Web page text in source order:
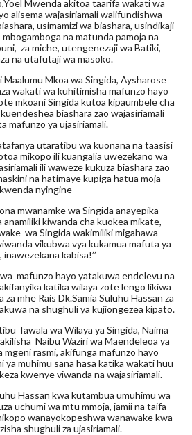
Mwenda akitoa taarifa wakati wa
alisema wajasiriamali walifundishwa
usimamizi wa biashara, usindikaji
mbogamboga na matunda pamoja na
za miche, utengenezaji wa Batiki,
na utafutaji wa masoko.
Mkoa wa Singida, Aysharose
wakati wa kuhitimisha mafunzo hayo
mkoani Singida kutoa kipaumbele cha
biashara zao wajasiriamali
mafunzo ya ujasiriamali.
utaratibu wa kuonana na taasisi
mikopo ili kuangalia uwezekano wa
ili waweze kukuza biashara zao
na hatimaye kupiga hatua moja
kwenda nyingine
mwanamke wa Singida anayepika
anamiliki kiwanda cha kuokea mikate,
wa Singida wakimiliki migahawa
vikubwa vya kukamua mafuta ya
inawezekana kabisa!’’
mafunzo hayo yatakuwa endelevu na
katika wilaya zote lengo likiwa
mhe Rais Dk.Samia Suluhu Hassan za
na shughuli ya kujiongezea kipato.
Tawala wa Wilaya ya Singida, Naima
Naibu Waziri wa Maendeleoa ya
mgeni rasmi, akifunga mafunzo hayo
ya muhimu sana hasa katika wakati huu
kwenye viwanda na wajasiriamali.
Hassan kwa kutambua umuhimu wa
uchumi wa mtu mmoja, jamii na taifa
wanayokopeshwa wanawake kwa
shughuli za ujasiriamali.